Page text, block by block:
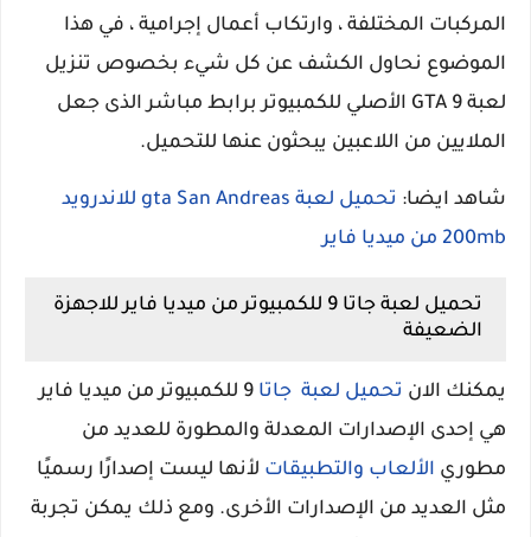
المركبات المختلفة ، وارتكاب أعمال إجرامية ، في هذا
الموضوع نحاول الكشف عن كل شيء بخصوص تنزيل
لعبة GTA 9 الأصلي للكمبيوتر برابط مباشر الذى جعل
الملايين من اللاعبين يبحثون عنها للتحميل.
شاهد ايضا:
تحميل لعبة gta San Andreas للاندرويد
200mb من ميديا فاير
تحميل لعبة جاتا 9 للكمبيوتر من ميديا ​​فاير للاجهزة
الضعيفة
يمكنك الان تحميل لعبة جاتا
9 للكمبيوتر من ميديا فاير
هي إحدى الإصدارات المعدلة والمطورة للعديد من
مطوري الألعاب والتطبيقات لأنها ليست إصدارًا رسميًا
مثل العديد من الإصدارات الأخرى. ومع ذلك يمكن تجربة